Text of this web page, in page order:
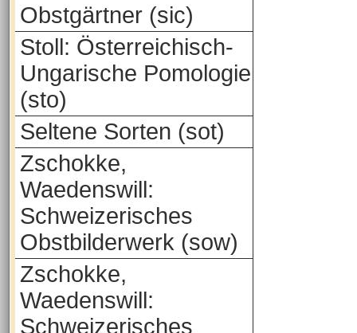
Obstgärtner (sic)
Stoll: Österreichisch-
Ungarische Pomologie
(sto)
Seltene Sorten (sot)
Zschokke,
Waedenswill:
Schweizerisches
Obstbilderwerk (sow)
Zschokke,
Waedenswill:
Schweizerisches